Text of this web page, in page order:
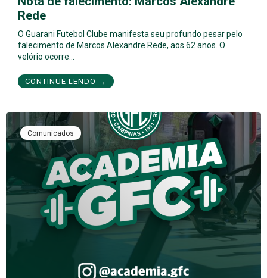
Rede
O Guarani Futebol Clube manifesta seu profundo pesar pelo
falecimento de Marcos Alexandre Rede, aos 62 anos. O
velório ocorre…
CONTINUE LENDO →
Comunicados